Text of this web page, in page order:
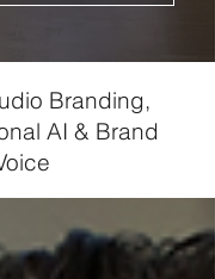
Branding,
AI & Brand